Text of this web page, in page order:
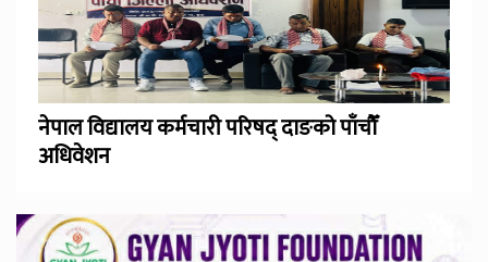
नेपाल विद्यालय कर्मचारी परिषद् दाङको पाँचौँ
अधिवेशन